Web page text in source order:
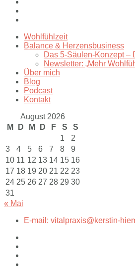
Wohlfühlzeit
Balance & Herzensbusiness
Das 5-Säulen-Konzept –
Newsletter: „Mehr
Über mich
Blog
Podcast
Kontakt
August 2026
M
D M D F S
S
1
2
3
4 5 6 7 8
9
10 11 12 13 14 15 16
17 18 19 20 21 22 23
24 25 26 27 28 29 30
31
« Mai
E-mail: vitalpraxis@kerstin-